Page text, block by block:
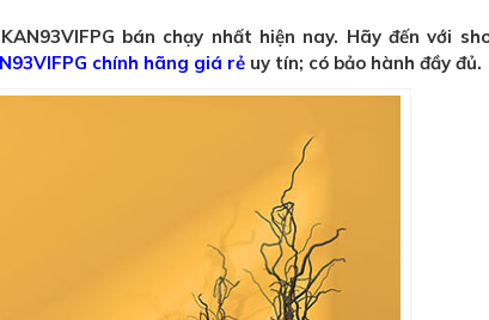
bán chạy nhất hiện nay. Hãy đến với
chính hãng giá rẻ uy tín; có bảo hành đầy đủ.